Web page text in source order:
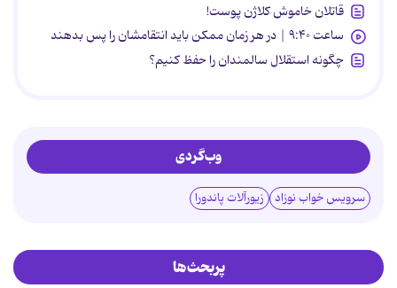
قاتلان خاموش کلاژن پوست!
ساعت ۹:۴۰ | در هر زمان ممکن باید انتقامشان را پس بدهند
چگونه استقلال سالمندان را حفظ کنیم؟
وب‌گردی
سرویس خواب نوزاد زیورآلات پاندورا
پربحث‌ها